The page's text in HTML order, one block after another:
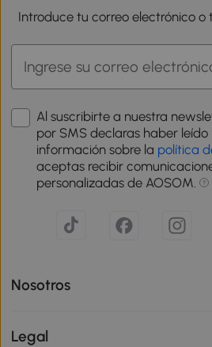
Introduce tu correo electrónico o
Al suscribirte a nuestra
por SMS declaras haber
información sobre la política
aceptas recibir
personalizadas de AOSOM.
Nosotros
Legal